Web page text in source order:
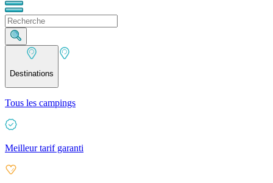
Destinations
Tous les campings
Meilleur tarif garanti